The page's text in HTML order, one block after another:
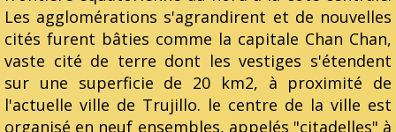
Les agglomérations s'agrandirent et de nouvelles
cités furent bâties comme la capitale Chan Chan,
vaste cité de terre dont les vestiges s'étendent
sur une superficie de 20 km2, à proximité de
l'actuelle ville de Trujillo. le centre de la ville est
organisé en neuf ensembles, appelés "citadelles" à